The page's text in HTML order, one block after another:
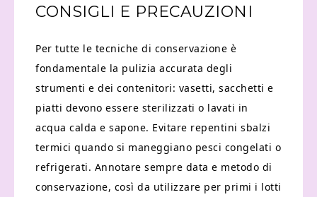
CONSIGLI E PRECAUZIONI
Per tutte le tecniche di conservazione è
fondamentale la pulizia accurata degli
strumenti e dei contenitori: vasetti, sacchetti e
piatti devono essere sterilizzati o lavati in
acqua calda e sapone. Evitare repentini sbalzi
termici quando si maneggiano pesci congelati o
refrigerati. Annotare sempre data e metodo di
conservazione, così da utilizzare per primi i lotti